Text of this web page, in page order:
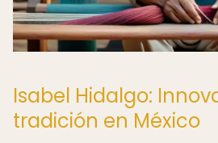
Isabel Hidalgo:
tradición en México